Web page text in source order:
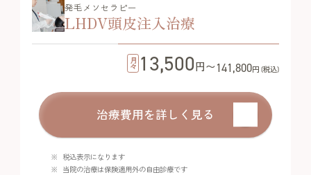
発毛メソセラピー
LHDV頭皮注入治療
月々13,500 円〜141,800円 (税込)
治療費用を詳しく見る
税込表示になります
当院の治療は保険適用外の自由診療です